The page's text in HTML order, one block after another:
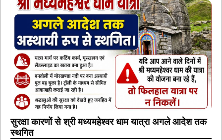
सुरक्षा कारणों से श्री मध्यमहेश्वर धाम यात्रा अगले आदेश तक
स्थगित